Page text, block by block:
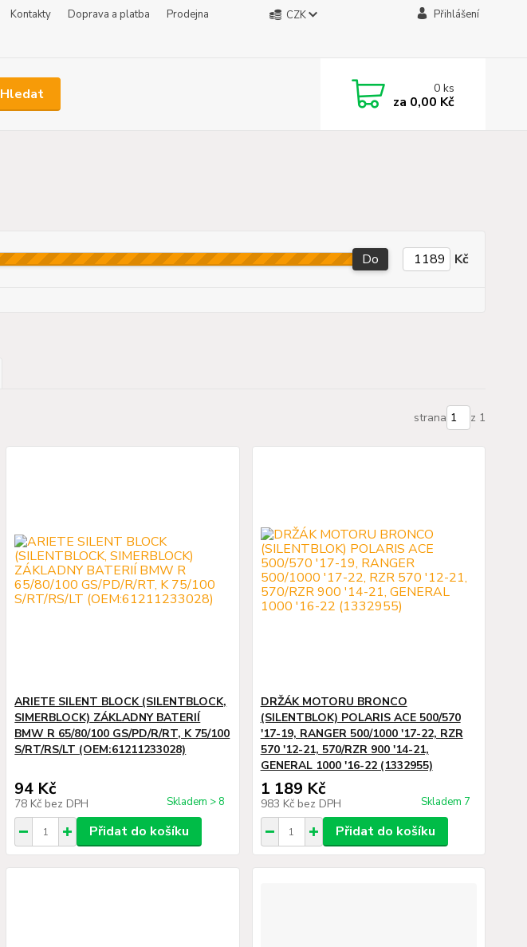
Kontakty Doprava a platba
Prodejna
CZK Přihlášení
Hledat 0ks
za 0,00 Kč
Do Kč
strana z 1
ARIETE SILENT BLOCK (SILENTBLOCK,
SIMERBLOCK) ZÁKLADNY BATERIÍ
BMW R 65/80/100 GS/PD/R/RT, K 75/100
S/RT/RS/LT (OEM:61211233028)
94 Kč
78 Kč bez DPH Skladem > 8
Přidat do košíku
DRŽÁK MOTORU BRONCO
(SILENTBLOK) POLARIS ACE 500/570
'17-19, RANGER 500/1000 '17-22, RZR
570 '12-21, 570/RZR 900 '14-21,
GENERAL 1000 '16-22 (1332955)
1 189 Kč
983 Kč bez DPH Skladem 7
Přidat do košíku